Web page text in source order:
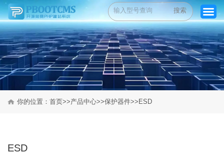
首页
关于芯通
产品中心
搜索
你的位置： 首页>>产品中心>>保护器件>> ESD
ESD